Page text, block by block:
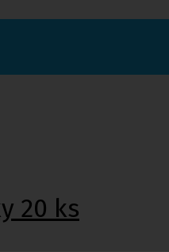
20 ks